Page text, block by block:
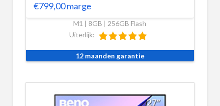
€799,00marge
M1 | 8GB | 256GB Flash
Uiterlijk:
12 maanden garantie